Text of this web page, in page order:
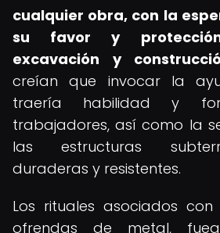
cualquier obra, con la
su favor y
excavación y
creían que invocar la
traería habilidad y
trabajadores, así como la
las estructuras
duraderas y resistentes.
Los rituales asociados con
ofrendas de metal,